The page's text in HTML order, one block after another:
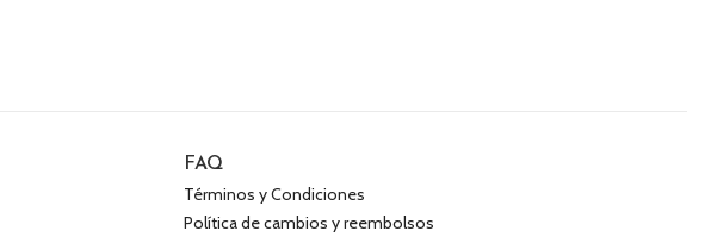
FAQ
Términos y Condiciones
Política de cambios y reembolsos